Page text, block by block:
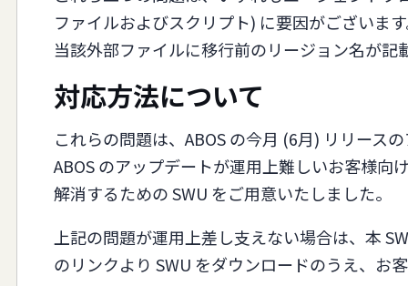
ファイルおよびスクリプト) に要因がございま
当該外部ファイルに移行前のリージョン名が
対応方法について
これらの問題は、ABOS の今月 (6月) リリース
ABOS のアップデートが運用上難しいお客様
解消するための SWU をご用意いたしました。
上記の問題が運用上差し支えない場合は、本
のリンクより SWU をダウンロードのうえ、お